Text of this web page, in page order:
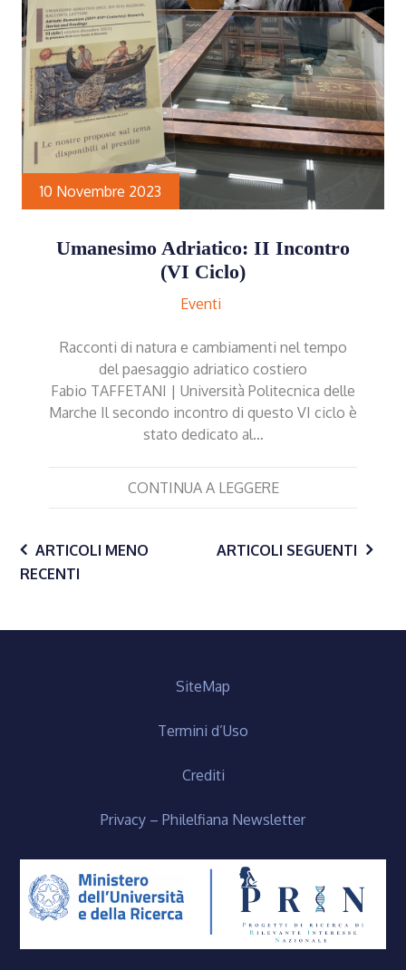
10 Novembre 2023
Umanesimo Adriatico: II Incontro
(VI Ciclo)
Eventi
Racconti di natura e cambiamenti nel tempo
del paesaggio adriatico costiero
Fabio TAFFETANI | Università Politecnica delle
Marche Il secondo incontro di questo VI ciclo è
stato dedicato al…
CONTINUA A LEGGERE
Navigazione
articoli
ARTICOLI MENO
RECENTI
ARTICOLI SEGUENTI
SiteMap
Termini d’Uso
Crediti
Privacy – Philelfiana Newsletter